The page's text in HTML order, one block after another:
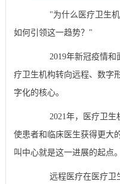
"为什么医疗卫生机
如何引领这一趋势？"
2019年新冠疫情和
疗卫生机构转向远程、数字
字化的核心。
2021年，医疗卫生机
使患者和临床医生获得更大
叫中心就是这一进展的起点。
远程医疗在医疗卫